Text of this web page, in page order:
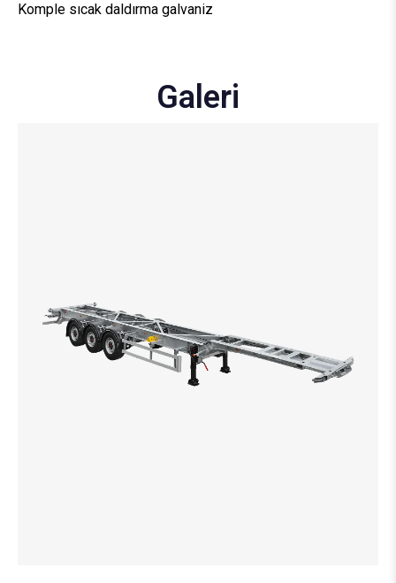
Komple sıcak daldırma galvaniz
Galeri